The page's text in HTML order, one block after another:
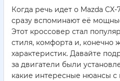
Когда речь идет о Mazda
сразу вспоминают её
Этот кроссовер стал
стиля, комфорта и, конечно
характеристик. Давайте
за двигатели были
какие интересные нюансы с